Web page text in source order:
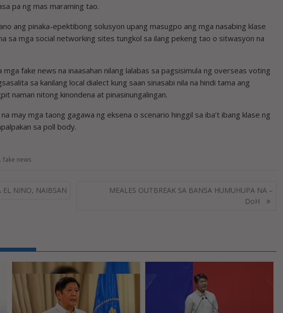
pa ng mas maraming tao.
ang pinaka-epektibong solusyon upang masugpo ang mga nasabing klase
sa mga social networking sites tungkol sa ilang pekeng tao o sitwasyon na
mga fake news na inaasahan nilang lalabas sa pagsisimula ng overseas voting
sa kanilang local dialect kung saan sinasabi nila na hindi tama ang
naman nitong kinondena at pinasinungalingan.
may mga taong gagawa ng eksena o scenario hinggil sa iba’t ibang klase ng
sa poll body.
, fake news
EL NINO, NAIBSAN
MEALES OUTBREAK SA BANSA HUMUHUPA NA –
DoH